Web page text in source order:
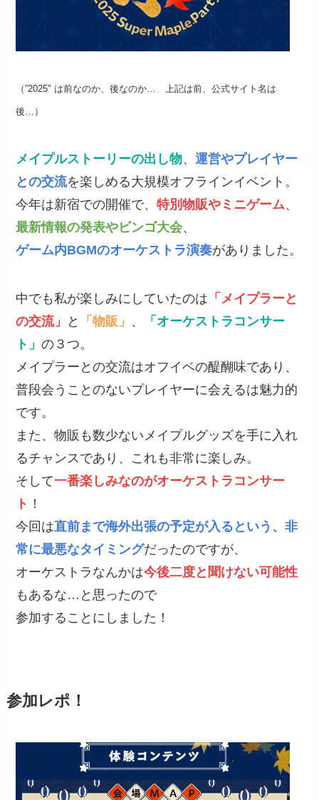
（”2025″ は前なのか、後なのか… 上記は前、公式サイト名は
後…）
メイプルストーリーの出し物、運営やプレイヤー
との交流を楽しめる大規模オフラインイベント。
今年は新宿での開催で、特別物販やミニゲーム、
最新情報の発表やビンゴ大会、
ゲーム内BGMのオーケストラ演奏がありました。
中でも私が楽しみにしていたのは 「メイプラーと
の交流」
と 「物販」 、
「オーケストラコンサー
ト」の３つ。
メイプラーとの交流はオフイベの醍醐味であり、
普段会うことのないプレイヤーに会えるは魅力的
です。
また、物販も数少ないメイプルグッズを手に入れ
るチャンスであり、これも非常に楽しみ。
そして一番楽しみなのがオーケストラコンサー
ト ！
今回は直前まで海外出張の予定が入るという、非
常に最悪なタイミングだったのですが、
オーケストラなんかは今後二度と聞けない可能性
もあるな…と思ったので
参加することにしました！
参加レポ！